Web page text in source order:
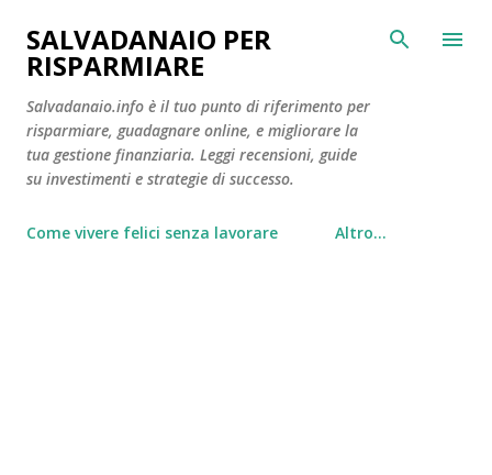
Passa ai contenuti principali
SALVADANAIO PER
RISPARMIARE
Salvadanaio.info è il tuo punto di riferimento per
risparmiare, guadagnare online, e migliorare la
tua gestione finanziaria. Leggi recensioni, guide
su investimenti e strategie di successo.
Come vivere felici senza lavorare Altro…